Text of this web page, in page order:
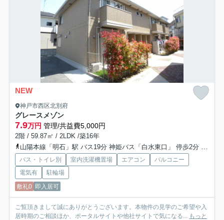
NEW
神戸市西区北別府
グレースメゾン
7.9万円 管理/共益費5,000円
2階 / 59.87㎡ / 2LDK /築16年
山陽本線「明石」駅 バス19分 神姫バス「白水東口」 停歩2分
バス・トイレ別 室内洗濯機置場 エアコン
バルコニー
電気有
駐輪場
敷礼0 即入居可
ご覧頂きまして誠にありがとうございます。本物件の見学のご希望や入
居時期のご相談ほか、ポータルサイトや他社サイトで気になる...
もっと